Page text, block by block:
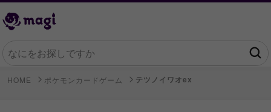
HOME ポケモンカードゲーム テツノイワオex